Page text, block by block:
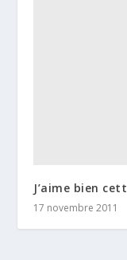
J’aime bien
17 novembre 2011